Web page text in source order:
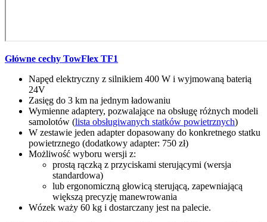
Główne cechy TowFlex TF1
Napęd elektryczny z silnikiem 400 W i wyjmowaną baterią
24V
Zasięg do 3 km na jednym ładowaniu
Wymienne adaptery, pozwalające na obsługę różnych modeli
samolotów (lista obsługiwanych statków powietrznych)
W zestawie jeden adapter dopasowany do konkretnego statku
powietrznego (dodatkowy adapter: 750 zł)
Możliwość wyboru wersji z:
prostą rączką z przyciskami sterującymi (wersja
standardowa)
lub ergonomiczną głowicą sterującą, zapewniającą
większą precyzję manewrowania
Wózek waży 60 kg i dostarczany jest na palecie.